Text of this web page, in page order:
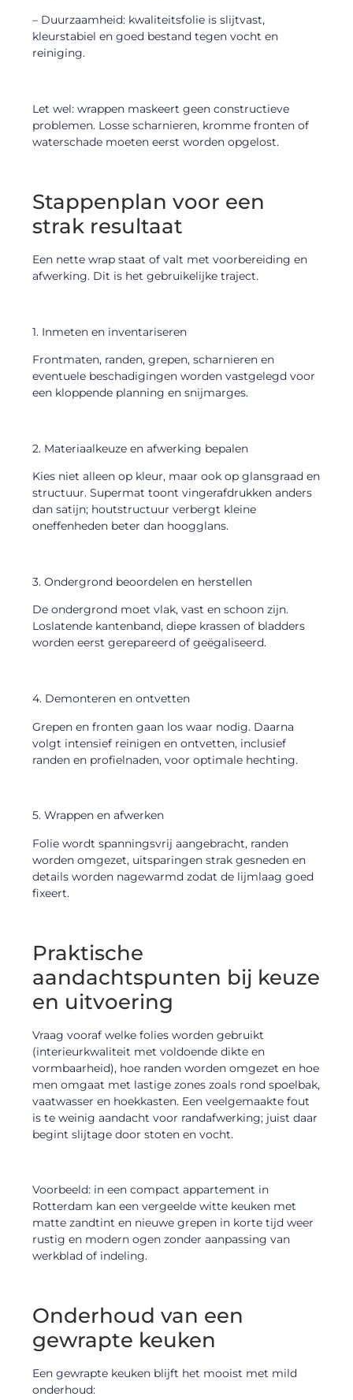
– Duurzaamheid: kwaliteitsfolie is slijtvast,
kleurstabiel en goed bestand tegen vocht en
reiniging.
Let wel: wrappen maskeert geen constructieve
problemen. Losse scharnieren, kromme fronten of
waterschade moeten eerst worden opgelost.
Stappenplan voor een
strak resultaat
Een nette wrap staat of valt met voorbereiding en
afwerking. Dit is het gebruikelijke traject.
1. Inmeten en inventariseren
Frontmaten, randen, grepen, scharnieren en
eventuele beschadigingen worden vastgelegd voor
een kloppende planning en snijmarges.
2. Materiaalkeuze en afwerking bepalen
Kies niet alleen op kleur, maar ook op glansgraad en
structuur. Supermat toont vingerafdrukken anders
dan satijn; houtstructuur verbergt kleine
oneffenheden beter dan hoogglans.
3. Ondergrond beoordelen en herstellen
De ondergrond moet vlak, vast en schoon zijn.
Loslatende kantenband, diepe krassen of bladders
worden eerst gerepareerd of geëgaliseerd.
4. Demonteren en ontvetten
Grepen en fronten gaan los waar nodig. Daarna
volgt intensief reinigen en ontvetten, inclusief
randen en profielnaden, voor optimale hechting.
5. Wrappen en afwerken
Folie wordt spanningsvrij aangebracht, randen
worden omgezet, uitsparingen strak gesneden en
details worden nagewarmd zodat de lijmlaag goed
fixeert.
Praktische
aandachtspunten bij keuze
en uitvoering
Vraag vooraf welke folies worden gebruikt
(interieurkwaliteit met voldoende dikte en
vormbaarheid), hoe randen worden omgezet en hoe
men omgaat met lastige zones zoals rond spoelbak,
vaatwasser en hoekkasten. Een veelgemaakte fout
is te weinig aandacht voor randafwerking; juist daar
begint slijtage door stoten en vocht.
Voorbeeld: in een compact appartement in
Rotterdam kan een vergeelde witte keuken met
matte zandtint en nieuwe grepen in korte tijd weer
rustig en modern ogen zonder aanpassing van
werkblad of indeling.
Onderhoud van een
gewrapte keuken
Een gewrapte keuken blijft het mooist met mild
onderhoud: